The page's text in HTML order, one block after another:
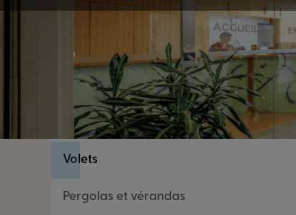
Fenêtres
Portes d’entrée
Volets
Pergolas et vérandas